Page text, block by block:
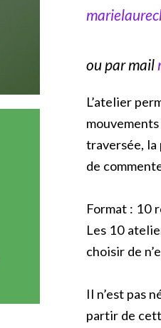
ou par mail
L’atelier
traversée, la
de
Format : 10
Les 10
choisir de
Il n’est pas
partir de